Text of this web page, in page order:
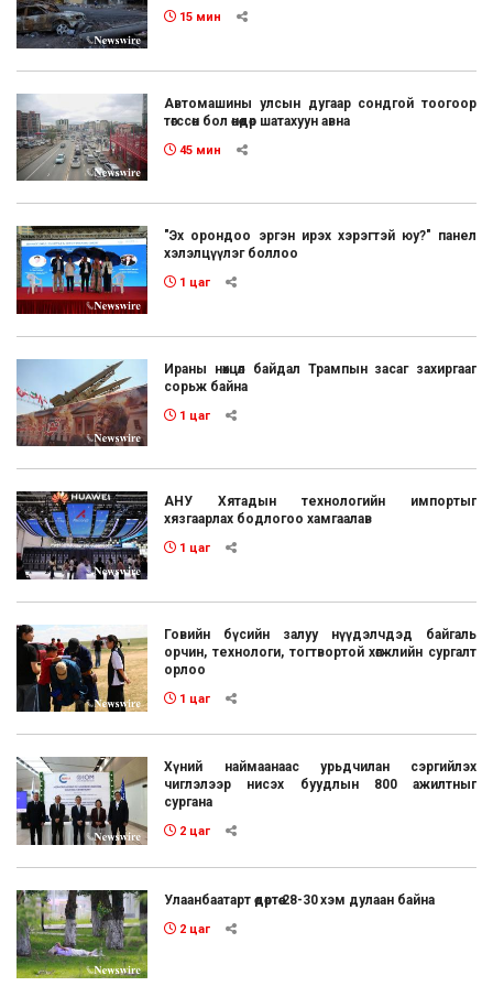
15 мин
Автомашины улсын дугаар сондгой тоогоор
төгссөн бол өнөөдөр шатахуун авна
45 мин
"Эх орондоо эргэн ирэх хэрэгтэй юу?" панел
хэлэлцүүлэг боллоо
1 цаг
Ираны нөхцөл байдал Трампын засаг захиргааг
сорьж байна
1 цаг
АНУ Хятадын технологийн импортыг
хязгаарлах бодлогоо хамгаалав
1 цаг
Говийн бүсийн залуу нүүдэлчдэд байгаль
орчин, технологи, тогтвортой хөгжлийн сургалт
орлоо
1 цаг
Хүний наймаанаас урьдчилан сэргийлэх
чиглэлээр нисэх буудлын 800 ажилтныг
сургана
2 цаг
Улаанбаатарт өдөртөө 28-30 хэм дулаан байна
2 цаг